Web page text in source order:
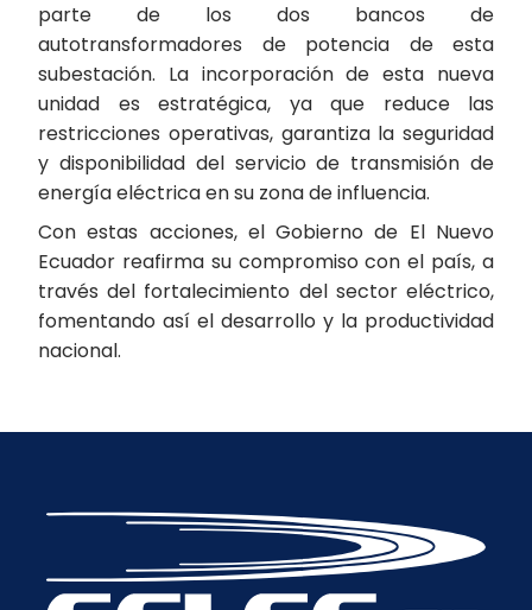
parte de los dos bancos de
autotransformadores de potencia de esta
subestación. La incorporación de esta nueva
unidad es estratégica, ya que reduce las
restricciones operativas, garantiza la seguridad
y disponibilidad del servicio de transmisión de
energía eléctrica en su zona de influencia.
Con estas acciones, el Gobierno de El Nuevo
Ecuador reafirma su compromiso con el país, a
través del fortalecimiento del sector eléctrico,
fomentando así el desarrollo y la productividad
nacional.